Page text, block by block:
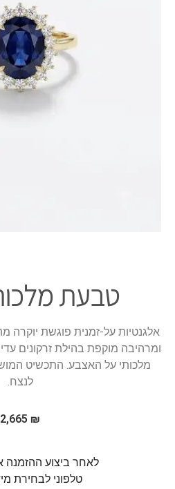
טבעת
אלגנטיות על-זמנית פוגשת יוקרה
ומרהיבה מוקפת בהילת זרקונים
מלכותי על האצבע. התכשיט
לנצח.
2,665 ₪
לאחר ביצוע ההזמנה
טלפוני לבחירת